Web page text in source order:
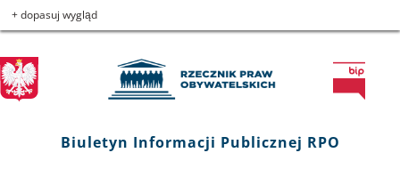
Przejdź
do
menu
głównego
Przejdź
do
treści
Przejdź
to
informacji
o
kontakcie
Przejdź
do
mapy
serwisu
Biuletyn
Informacji
Publicznej
RPO
+ dopasuj wygląd
Biuletyn Informacji Publicznej RPO